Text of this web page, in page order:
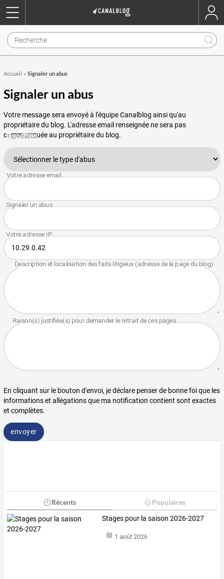
Accueil » Signaler un abus
Signaler un abus
Votre message sera envoyé à l'équipe Canalblog ainsi qu'au
propriétaire du blog. L'adresse email renseignée ne sera pas
communiquée au propriétaire du blog.
En cliquant sur le bouton d'envoi, je déclare penser de bonne foi que les
informations et allégations que ma notification contient sont exactes
et complètes.
envoyer
Récents Populaires
Stages pour la saison 2026-2027
1 août 2026